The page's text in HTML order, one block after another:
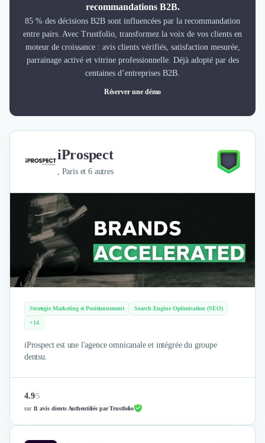
recommandations B2B.
85 % des décisions B2B sont influencées par la recommandation
entre pairs. Avec Trustfolio, transformez la voix de vos clients en
moteur de croissance : avis clients vérifiés, satisfaction mesurée,
parrainage activé et vitrine professionnelle. Déjà adopté par des
centaines d’entreprises B2B.
Réserver une démo
iProspect
, Paris et 6 autres
Strategie Marketing et Positionnement Search Engine Optimisation (SEO)
+14
iProspect est une l'agence omnicanale et intégrée du groupe
dentsu.
4.9/5
sur 11 avis clients Authentifiés par Trustfolio